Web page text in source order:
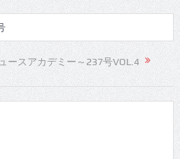
ースアカデミー～237号VOL.4